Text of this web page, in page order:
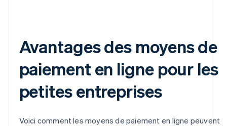
Avantages des moyens de
paiement en ligne pour les
petites entreprises
Voici comment les moyens de paiement en ligne peuvent